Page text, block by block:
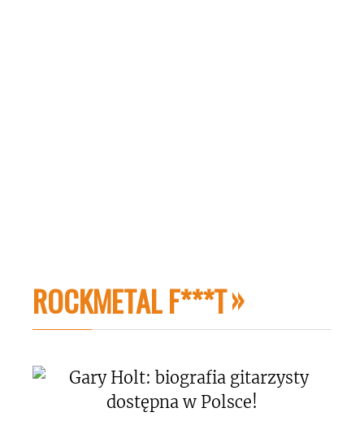
ROCKMETAL F***T